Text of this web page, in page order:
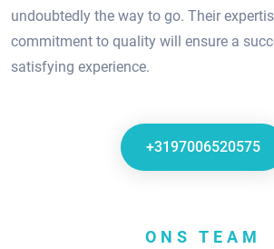
undoubtedly the way to go.​ Their
commitment to quality will ensure a
satisfying experience.
+3197006520575
ONS TEAM